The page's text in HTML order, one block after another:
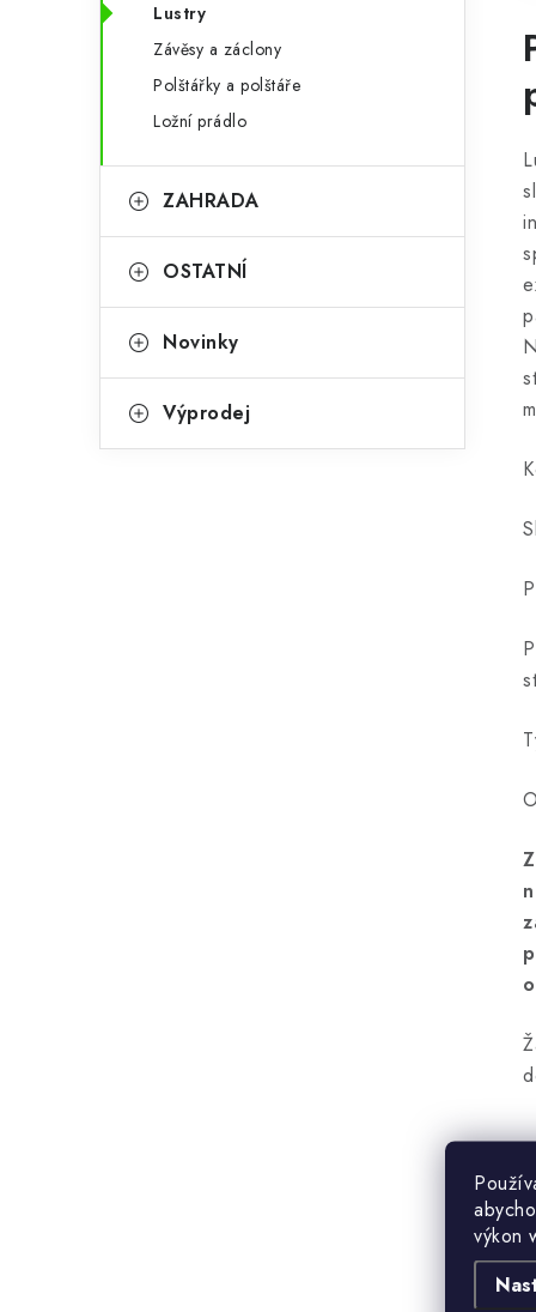
výkon
Lustry
Závěsy a záclony
Polštářky a polštáře
Ložní prádlo
ZAHRADA
OSTATNÍ
Novinky
Výprodej